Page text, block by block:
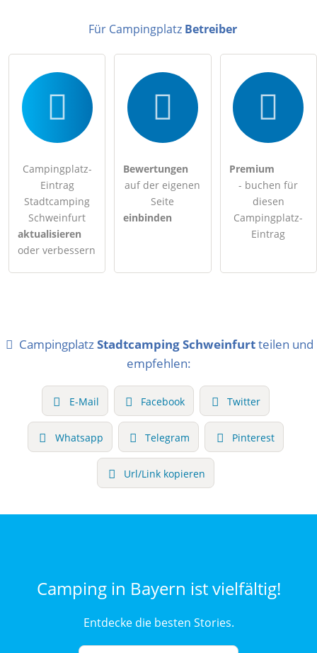
Für Campingplatz Betreiber
Campingplatz-
Eintrag
Stadtcamping
Schweinfurt
aktualisieren
oder verbessern
Bewertungen
auf der eigenen
Seite
einbinden
Premium
- buchen für
diesen
Campingplatz-
Eintrag
CampingplatzStadtcamping Schweinfurtteilen und
empfehlen:
E-Mail Facebook Twitter
Whatsapp Telegram Pinterest
Url/Link kopieren
Camping in Bayern ist vielfältig!
Entdecke die besten Stories.